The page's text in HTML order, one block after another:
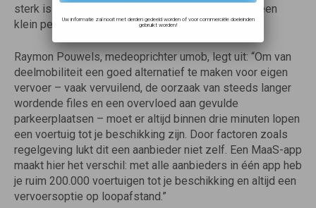
sterk is toegenomen, omvat het nog steeds maar een
klein percentage van het vervoer in Nederland.
Raymon Pouwels, medeoprichter umob, legt uit: “Om van
deelmobiliteit een goed alternatief te maken voor eigen
vervoer – vaak vervuilend, de oorzaak van steeds langer
wordende files en een overvloed aan gevulde
parkeerplaatsen – moet er altijd binnen drie minuten lopen
een voertuig tot je beschikking zijn. Door factoren zoals
regelgeving lukt dit een aanbieder niet zelf. Een MaaS-app
maakt hier het verschil: met alle aanbieders in één app heb
je ruim 200.000 voertuigen tot je beschikking en altijd een
vervoersoptie op loopafstand.”
Uw informatie zal nooit met derden gedeeld worden of voor commerciële doeleinden
gebruikt worden!